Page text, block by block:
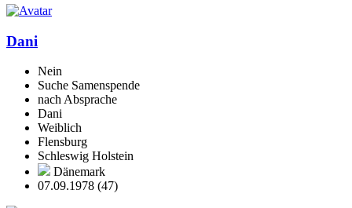
Dani
Nein
Suche Samenspende
nach Absprache
Dani
Weiblich
Flensburg
Schleswig Holstein
Dänemark
07.09.1978 (47)